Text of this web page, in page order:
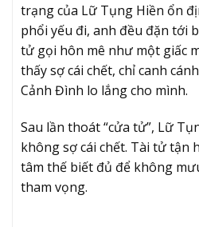
trạng của Lữ Tụng Hiền ổn
phổi yếu đi, anh đều đặn tới
tử gọi hôn mê như một giấc
thấy sợ cái chết, chỉ canh
Cảnh Đình lo lắng cho mình.
Sau lần thoát “cửa tử”, Lữ
không sợ cái chết. Tài tử tận
tâm thế biết đủ để không
tham vọng.